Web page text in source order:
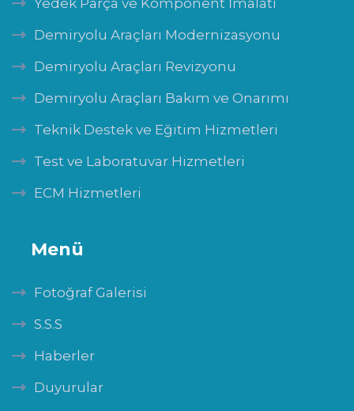
Yedek Parça ve Komponent İmalatı
Demiryolu Araçları Modernizasyonu
Demiryolu Araçları Revizyonu
Demiryolu Araçları Bakım ve Onarımı
Teknik Destek ve Eğitim Hizmetleri
Test ve Laboratuvar Hizmetleri
ECM Hizmetleri
Menü
Fotoğraf Galerisi
S.S.S
Haberler
Duyurular